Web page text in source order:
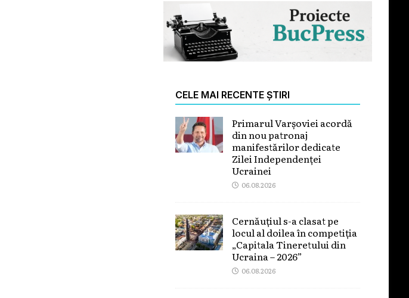
CELE MAI RECENTE ȘTIRI
Primarul Varșoviei acordă
din nou patronaj
manifestărilor dedicate
Zilei Independenței
Ucrainei
06.08.2026
Cernăuțiul s-a clasat pe
locul al doilea în competiția
„Capitala Tineretului din
Ucraina – 2026”
06.08.2026